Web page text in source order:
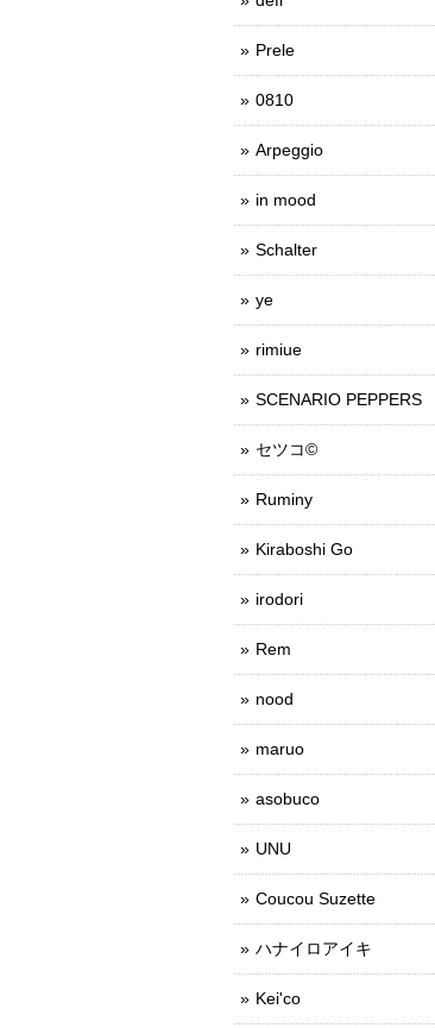
Prele
0810
Arpeggio
in mood
Schalter
ye
rimiue
SCENARIO PEPPERS
セツコ©
Ruminy
Kiraboshi Go
irodori
Rem
nood
maruo
asobuco
UNU
Coucou Suzette
ハナイロアイキ
Kei'co